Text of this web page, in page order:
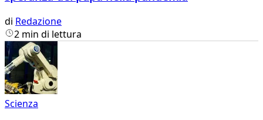
di Redazione
2 min di lettura
Scienza